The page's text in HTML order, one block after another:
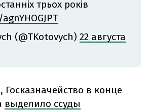
трьох років
(@TKotovych) 22 августа
Госказначейство в конце
выделило ссуды